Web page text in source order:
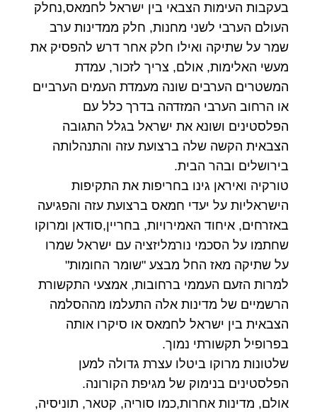
בעקבות העימות הצבאי בין ישראל לחמאס,נחלק
העולם הערבי לשני מחנות, חלק ממדינות ערב
שמר על שתיקה ואילו חלק אחר דרש להפסיק את
מעשי האלימות, אולם, צריך לזכור, עמדת
המשטרים הערבים שונה מעמדת העמים הערביים
או הרחוב הערבי המזדהה בדרך כלל עם
הפלסטינים ושונא את ישראל בגלל התגובה
הצבאית הקשה שלה ברצועת עזה והתנהלותה
בירושלים ובהר הבית.
טורקיה ואיראן גינו בחריפות את התקיפות
הישראליות על יעדי חמאס ברצועת עזה והפגיעה
באזרחים, איחוד האמירויות, בחריין,סודאן ומרוקו
שחתמו על הסכמי נורמליזציה עם ישראל שמרו
על שתיקה מאז החל מבצע "שומר החומות"
למרות הזעם העממי ברחובות, אמצעי התקשורת
הרשמיים של מדינות אלה התעלמו מההסלמה
הצבאית בין ישראל לחמאס או סיקרו אותה
בפרופיל תקשורתי נמוך.
שלטונות מרוקו ביטלו עצרת גדולה למען
הפלסטינים בנימוק של מגיפת הקורונה.
אולם, מדינות אחרות,כמו סוריה, קטאר, תוניסיה,